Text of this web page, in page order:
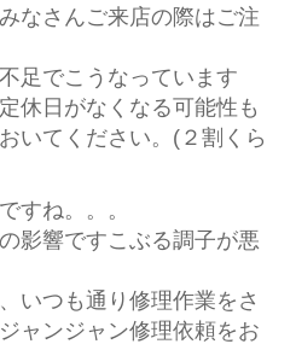
なさんご来店の際はご注
足でこうなっています
休日がなくなる可能性も
いてください。(２割くら
すね。。。
影響ですこぶる調子が悪
いつも通り修理作業をさ
ャンジャン修理依頼をお